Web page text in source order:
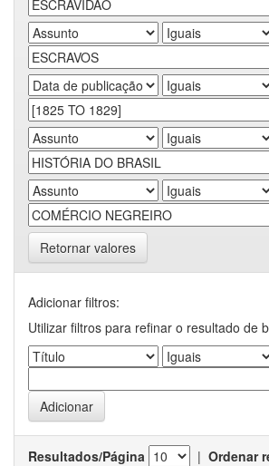
Retornar valores
Adicionar filtros:
Utilizar filtros para refinar o resultado de
Resultados/Página | Ordenar